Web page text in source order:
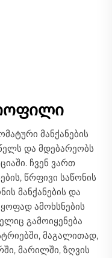
მანქანების
და მდებარეობს
ჩვენ ვართ
წრფივი საწონის
მანქანების და
ამოხსნების
გამოიყენება
მაგალითად,
მარილში, ზღვის